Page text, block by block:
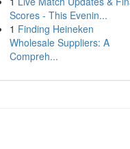
Scores - This Evenin...
1 Finding Heineken
Wholesale Suppliers: A
Compreh...